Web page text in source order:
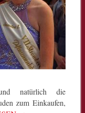
und natürlich die
zum Einkaufen,